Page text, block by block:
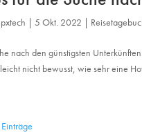
|5 Okt. 2022 |
nach den günstigsten
nicht bewusst, wie sehr eine